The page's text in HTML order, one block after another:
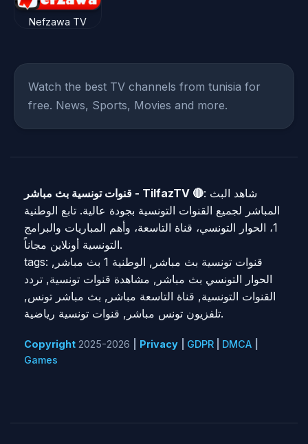
Nefzawa TV
Watch the best TV channels from tunisia for
free. News, Sports, Movies and more.
قنوات تونسية بث مباشر - TilfazTV 🔴: شاهد البث
المباشر لجميع القنوات التونسية بجودة عالية. تابع الوطنية
1، الحوار التونسي، قناة التاسعة، وأهم المباريات والبرامج
التونسية أونلاين مجاناً.
tags: قنوات تونسية بث مباشر, الوطنية 1 بث مباشر,
الحوار التونسي بث مباشر, مشاهدة قنوات تونسية, تردد
القنوات التونسية, قناة التاسعة مباشر, بث مباشر تونس,
تلفزيون تونس مباشر, قنوات تونسية رياضية.
Copyright 2025-2026 Privacy GDPR DMCA
Games